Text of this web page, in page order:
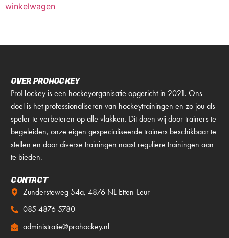
winkelwagen
OVER PROHOCKEY
ProHockey is een hockeyorganisatie opgericht in 2021. Ons
doel is het professionaliseren van hockeytrainingen en zo jou als
speler te verbeteren op alle vlakken. Dit doen wij door trainers te
begeleiden, onze eigen gespecialiseerde trainers beschikbaar te
stellen en door diverse trainingen naast reguliere trainingen aan
te bieden.
CONTACT
Zundersteweg 54a, 4876 NL Etten-Leur
085 4876 5780
administratie@prohockey.nl